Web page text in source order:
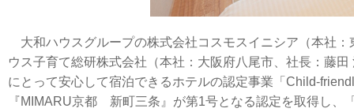
大和ハウスグループの株式会社コスモスイニシア（本社
ウス子育て総研株式会社（本社：大阪府八尾市、社長：藤
にとって安心して宿泊できるホテルの認定事業「Child-
『MIMARU京都 新町三条』が第1号となる認定を取得し